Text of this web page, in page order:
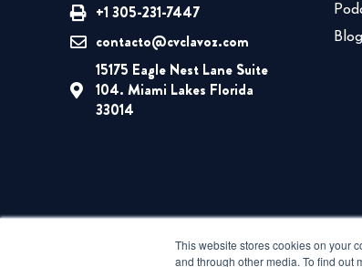
This website stores cookies on your
and through other media. To find out
+1 305-231-7447
contacto@cvclavoz.com
15175 Eagle Nest Lane Suite
104. Miami Lakes Florida
33014
Blog